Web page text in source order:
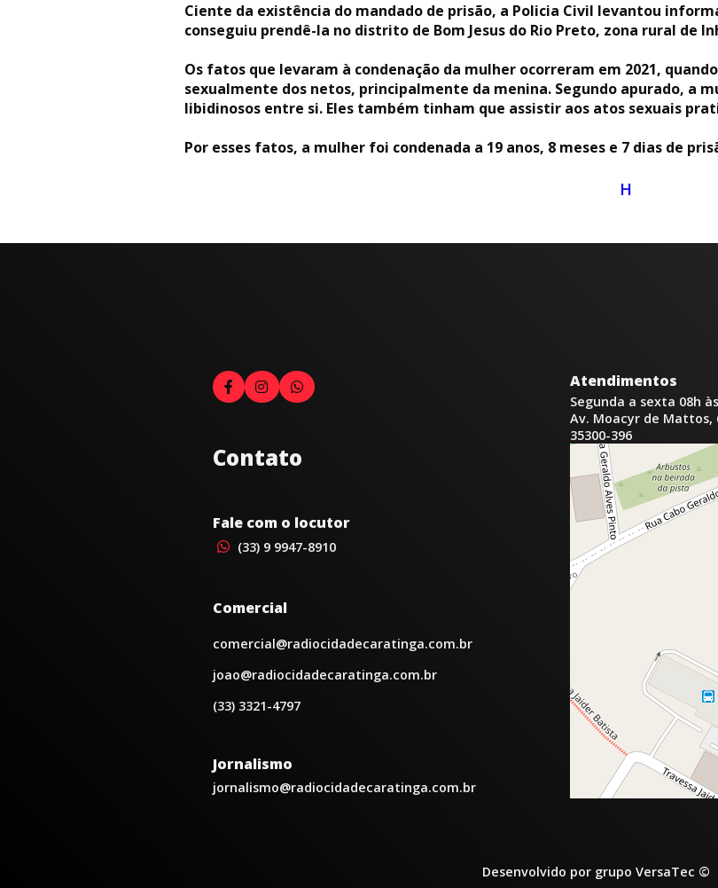
Ciente da existência do mandado de prisão, a Policia Civil levantou
conseguiu prendê-la no distrito de Bom Jesus do Rio Preto, zona rural de
Os fatos que levaram à condenação da mulher ocorreram em 2021,
sexualmente dos netos, principalmente da menina. Segundo apurado, a
libidinosos entre si. Eles também tinham que assistir aos atos sexuais
Por esses fatos, a mulher foi condenada a 19 anos, 8 meses e 7 dias de
H
Contato
Fale com o locutor
(33) 9 9947-8910
Comercial
comercial@radiocidadecaratinga.com.br
joao@radiocidadecaratinga.com.br
(33) 3321-4797
Jornalismo
jornalismo@radiocidadecaratinga.com.br
Atendimentos
Segunda a sexta 08h
Av. Moacyr de Mattos,
35300-396
Desenvolvido por grupo VersaTec ©